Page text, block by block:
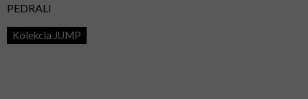
PEDRALI
Kolekcia JUMP